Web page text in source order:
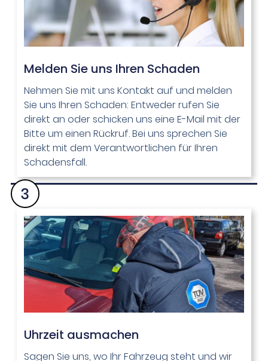
Melden Sie uns Ihren Schaden​
Nehmen Sie mit uns Kontakt auf und melden
Sie uns Ihren Schaden: Entweder rufen Sie
direkt an oder schicken uns eine E-Mail mit der
Bitte um einen Rückruf. Bei uns sprechen Sie
direkt mit dem Verantwortlichen für Ihren
Schadensfall.
Uhrzeit ausmachen​
Sagen Sie uns, wo Ihr Fahrzeug steht und wir